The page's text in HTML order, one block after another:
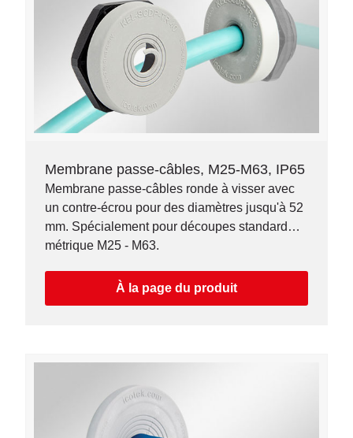
Membrane passe-câbles, M25-M63, IP65
Membrane passe-câbles ronde à visser avec
un contre-écrou pour des diamètres jusqu'à 52
mm. Spécialement pour découpes standard
métrique M25 - M63.
À la page du produit